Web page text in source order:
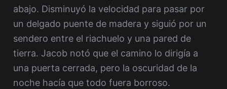
abajo. Disminuyó la velocidad para pasar por
un delgado puente de madera y siguió por un
sendero entre el riachuelo y una pared de
tierra. Jacob notó que el camino lo dirigía a
una puerta cerrada, pero la oscuridad de la
noche hacía que todo fuera borroso.